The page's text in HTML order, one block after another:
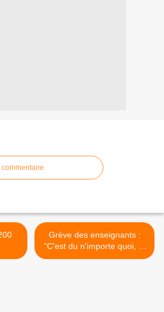
Grève des enseignants :
"C'est du n'importe quoi, je
dis bien, c'est du n'importe